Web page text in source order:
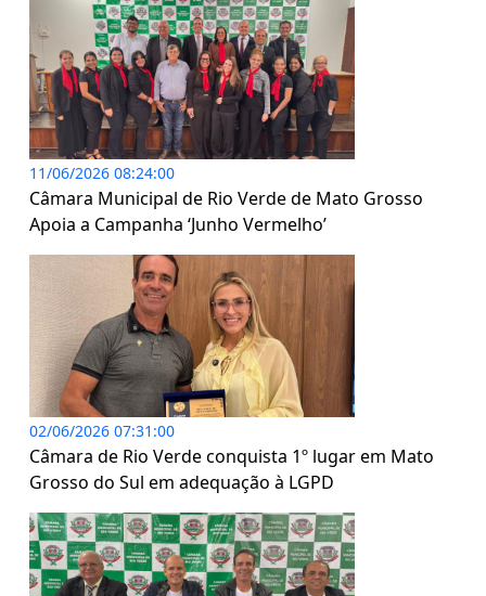
11/06/2026 08:24:00
Câmara Municipal de Rio Verde de Mato Grosso
Apoia a Campanha ‘Junho Vermelho’
02/06/2026 07:31:00
Câmara de Rio Verde conquista 1º lugar em Mato
Grosso do Sul em adequação à LGPD